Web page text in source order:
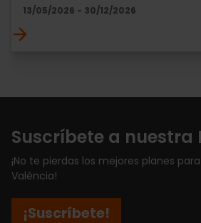
13/05/2026 - 30/12/2026
Suscríbete a nuestra
¡No te pierdas los mejores planes
València!
¡Suscríbete!